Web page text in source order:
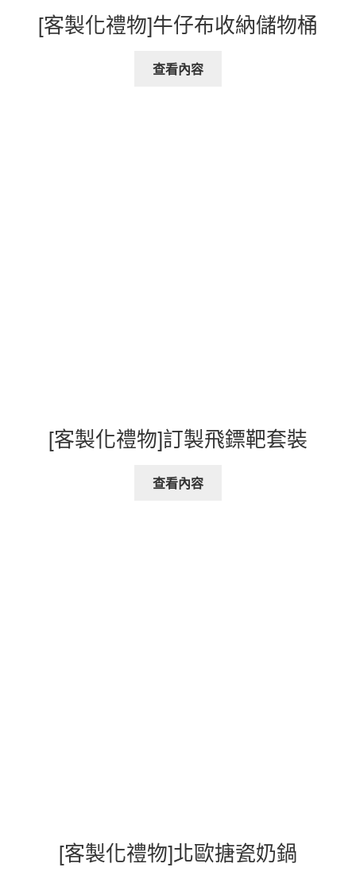
[客製化禮物]牛仔布收納儲物桶
查看內容
[客製化禮物]訂製飛鏢靶套裝
查看內容
[客製化禮物]北歐搪瓷奶鍋